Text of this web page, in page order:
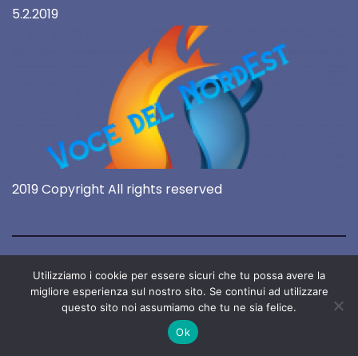
5.2.2019
2019 Copyright All rights reserved
Utilizziamo i cookie per essere sicuri che tu possa avere la
migliore esperienza sul nostro sito. Se continui ad utilizzare
questo sito noi assumiamo che tu ne sia felice.
Ok